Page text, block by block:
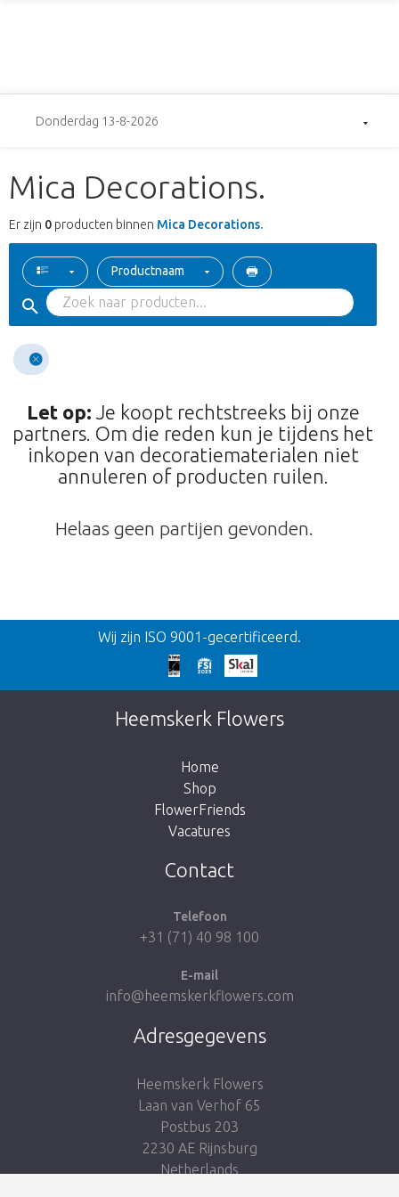
Donderdag 13-8-2026
Mica Decorations.
Er zijn 0 producten binnen Mica Decorations.
Productnaam
Let op: Je koopt rechtstreeks bij onze
partners. Om die reden kun je tijdens het
inkopen van decoratiematerialen niet
annuleren of producten ruilen.
Helaas geen partijen gevonden.
Terug
Te laat!
Dit artikel is helaas uitverkocht. Klik op de
knop hieronder om terug te gaan naar de
Breng me naar de shop
Wij zijn ISO 9001-gecertificeerd.
Heemskerk Flowers
Home
Shop
FlowerFriends
Vacatures
Contact
Telefoon
+31 (71) 40 98 100
E-mail
info@heemskerkflowers.com
Adresgegevens
Heemskerk Flowers
Laan van Verhof 65
Postbus 203
2230 AE Rijnsburg
Netherlands